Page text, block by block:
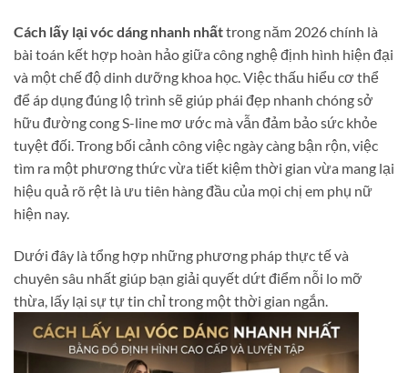
Cách lấy lại vóc dáng nhanh nhấttrong năm 2026 chính là
bài toán kết hợp hoàn hảo giữa công nghệ định hình hiện đại
và một chế độ dinh dưỡng khoa học. Việc thấu hiểu cơ thể
để áp dụng đúng lộ trình sẽ giúp phái đẹp nhanh chóng sở
hữu đường cong S-line mơ ước mà vẫn đảm bảo sức khỏe
tuyệt đối. Trong bối cảnh công việc ngày càng bận rộn, việc
tìm ra một phương thức vừa tiết kiệm thời gian vừa mang lại
hiệu quả rõ rệt là ưu tiên hàng đầu của mọi chị em phụ nữ
hiện nay.
Dưới đây là tổng hợp những phương pháp thực tế và
chuyên sâu nhất giúp bạn giải quyết dứt điểm nỗi lo mỡ
thừa, lấy lại sự tự tin chỉ trong một thời gian ngắn.